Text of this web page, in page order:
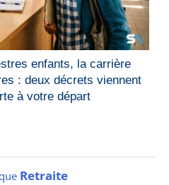
enfants, la carrière
: deux décrets viennent
à votre départ
Retraite